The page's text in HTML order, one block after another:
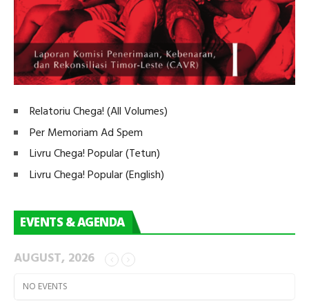
Relatoriu Chega! (All Volumes)
Per Memoriam Ad Spem
Livru Chega! Popular (Tetun)
Livru Chega! Popular (English)
EVENTS & AGENDA
AUGUST, 2026
NO EVENTS